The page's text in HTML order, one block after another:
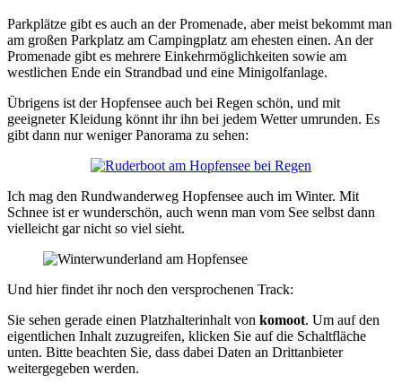
Parkplätze gibt es auch an der Promenade, aber meist bekommt man
am großen Parkplatz am Campingplatz am ehesten einen. An der
Promenade gibt es mehrere Einkehrmöglichkeiten sowie am
westlichen Ende ein Strandbad und eine Minigolfanlage.
Übrigens ist der Hopfensee auch bei Regen schön, und mit
geeigneter Kleidung könnt ihr ihn bei jedem Wetter umrunden. Es
gibt dann nur weniger Panorama zu sehen:
Ich mag den Rundwanderweg Hopfensee auch im Winter. Mit
Schnee ist er wunderschön, auch wenn man vom See selbst dann
vielleicht gar nicht so viel sieht.
Und hier findet ihr noch den versprochenen Track:
Sie sehen gerade einen Platzhalterinhalt von komoot. Um auf den
eigentlichen Inhalt zuzugreifen, klicken Sie auf die Schaltfläche
unten. Bitte beachten Sie, dass dabei Daten an Drittanbieter
weitergegeben werden.